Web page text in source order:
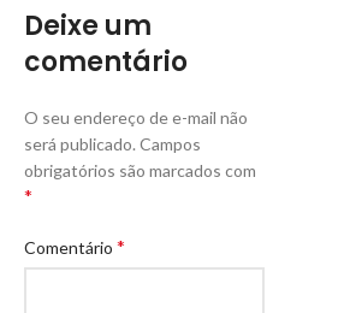
Deixe um
comentário
O seu endereço de e-mail não
será publicado. Campos
obrigatórios são marcados com
*
Comentário *